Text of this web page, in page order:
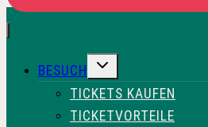
BESUCH
UNTERMENÜ
TICKETS KAUFEN
TICKETVORTEILE